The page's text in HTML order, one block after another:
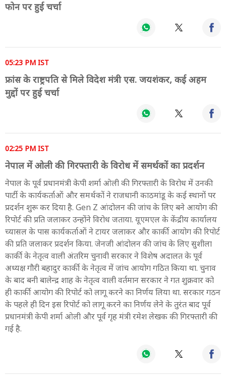
फोन पर हुई चर्चा
05:23 PM IST
फ्रांस के राष्ट्रपति से मिले विदेश मंत्री एस. जयशंकर, कई अहम
मुद्दों पर हुई चर्चा
02:25 PM IST
नेपाल में ओली की गिरफ्तारी के विरोध में समर्थकों का प्रदर्शन
नेपाल के पूर्व प्रधानमंत्री केपी शर्मा ओली की गिरफ्तारी के विरोध में उनकी
पार्टी के कार्यकर्ताओं और समर्थकों ने राजधानी काठमांडू के कई स्थानों पर
प्रदर्शन शुरू कर दिया है. Gen Z आंदोलन की जांच के लिए बने आयोग की
रिपोर्ट की प्रति जलाकर उन्होंने विरोध जताया. यूएमएल के केंद्रीय कार्यालय
च्यासल के पास कार्यकर्ताओं ने टायर जलाकर और कार्की आयोग की रिपोर्ट
की प्रति जलाकर प्रदर्शन किया. जेनजी आंदोलन की जांच के लिए सुशीला
कार्की के नेतृत्व वाली अंतरिम चुनावी सरकार ने विशेष अदालत के पूर्व
अध्यक्ष गौरी बहादुर कार्की के नेतृत्व में जांच आयोग गठित किया था. चुनाव
के बाद बनी बालेन्द्र शाह के नेतृत्व वाली वर्तमान सरकार ने गत शुक्रवार को
ही कार्की आयोग की रिपोर्ट को लागू करने का निर्णय लिया था. सरकार गठन
के पहले ही दिन इस रिपोर्ट को लागू करने का निर्णय लेने के तुरंत बाद पूर्व
प्रधानमंत्री केपी शर्मा ओली और पूर्व गृह मंत्री रमेश लेखक की गिरफ्तारी की
गई है.